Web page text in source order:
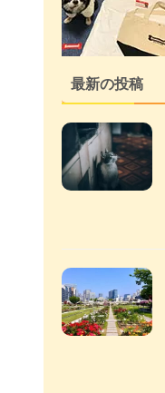
最新の投稿